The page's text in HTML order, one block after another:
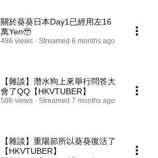
關於葵葵日本Day1已經用左16
萬Yen🥹
486 views Streamed 6 months ago
【雜談】潛水狗上來舉行問答大
會了QQ【HKVTUBER】
586 views Streamed 7 months ago
【雜談】重陽節所以葵葵復活了
【HKVTUBER】